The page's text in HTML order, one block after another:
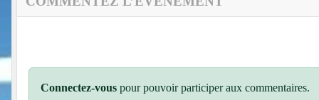
Connectez-vous pour pouvoir participer aux commentaires.